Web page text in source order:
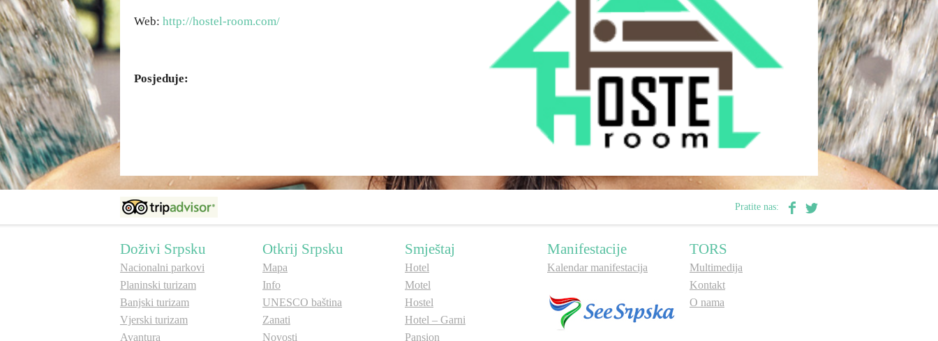
Web: http://hostel-room.com/
Posjeduje:
Pratite nas:
Doživi Srpsku
Nacionalni parkovi
Planinski turizam
Banjski turizam
Vjerski turizam
Avantura
Otkrij Srpsku
Mapa
Info
UNESCO baština
Zanati
Novosti
Smještaj
Hotel
Motel
Hostel
Hotel – Garni
Pansion
Manifestacije
Kalendar manifestacija
TORS
Multimedija
Kontakt
O nama